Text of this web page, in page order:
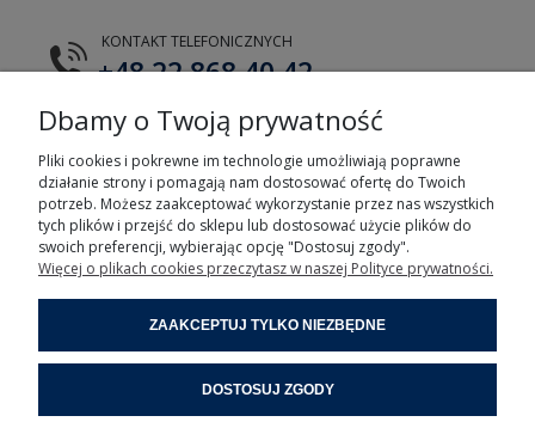
KONTAKT TELEFONICZNYCH
+48 22 868 40 42
E-MAIL
tts@tts.com.pl
POMOC
INFORMACJE
Dbamy o Twoją prywatność
Pliki cookies i pokrewne im technologie umożliwiają poprawne
działanie strony i pomagają nam dostosować ofertę do Twoich
potrzeb. Możesz zaakceptować wykorzystanie przez nas wszystkich
tych plików i przejść do sklepu lub dostosować użycie plików do
swoich preferencji, wybierając opcję "Dostosuj zgody".
Więcej o plikach cookies przeczytasz w naszej Polityce prywatności.
ZAAKCEPTUJ TYLKO NIEZBĘDNE
DOSTOSUJ ZGODY